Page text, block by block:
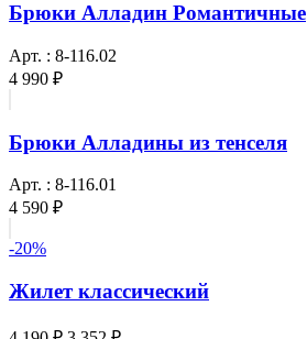
Брюки Алладин Романтичные
Арт. : 8-116.02
4 990 ₽
Брюки Алладины из тенселя
Арт. : 8-116.01
4 590 ₽
-20%
Жилет классический